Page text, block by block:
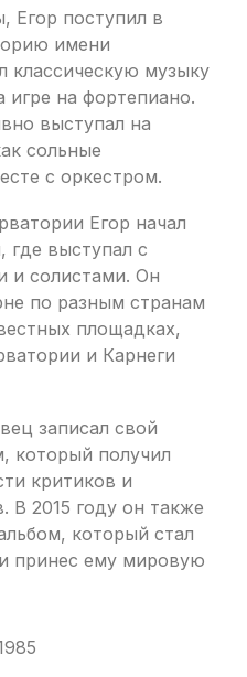
Егор поступил в
имени
классическую музыку
игре на фортепиано.
выступал на
сольные
с оркестром.
Егор начал
где выступал с
и солистами. Он
по разным странам
площадках,
и Карнеги
записал свой
который получил
критиков и
В 2015 году он также
который стал
принес ему мировую